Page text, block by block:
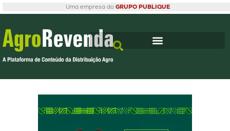
Uma empresa do GRUPO PUBLIQUE